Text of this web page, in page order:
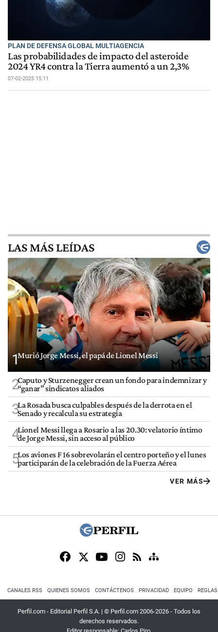
PLAN DE DEFENSA GLOBAL MULTIAGENCIA
Las probabilidades de impacto del asteroide
2024 YR4 contra la Tierra aumentó a un 2,3%
07-02-2025 15:11
LAS MÁS LEÍDAS
1Murió Jorge Messi, el papá de Lionel Messi
2Caputo y Sturzenegger crean un fondo para indemnizar y
“ganar” sindicatos aliados
3La Rosada busca culpables después de la derrota en el
Senado y recalcula su estrategia
4Lionel Messi llega a Rosario a las 20.30: velatorio íntimo
de Jorge Messi, sin acceso al público
5Los aviones F 16 sobrevolarán el centro porteño y el lunes
participarán de la celebración de la Fuerza Aérea
VER MÁS
CANALES RSS QUIENES SOMOS CONTÁCTENOS PRIVACIDAD EQUIPO
Perfil.com - Editorial Perfil S.A. | © Perfil.com 2006-2026 - Todos los
derechos reservados.